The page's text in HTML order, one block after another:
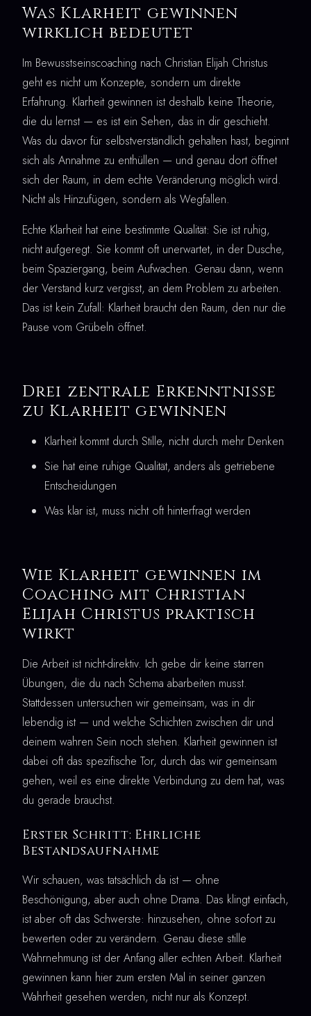
Was Klarheit gewinnen
wirklich bedeutet
Im Bewusstseinscoaching nach Christian Elijah Christus
geht es nicht um Konzepte, sondern um direkte
Erfahrung. Klarheit gewinnen ist deshalb keine Theorie,
die du lernst — es ist ein Sehen, das in dir geschieht.
Was du davor für selbstverständlich gehalten hast, beginnt
sich als Annahme zu enthüllen — und genau dort öffnet
sich der Raum, in dem echte Veränderung möglich wird.
Nicht als Hinzufügen, sondern als Wegfallen.
Echte Klarheit hat eine bestimmte Qualität: Sie ist ruhig,
nicht aufgeregt. Sie kommt oft unerwartet, in der Dusche,
beim Spaziergang, beim Aufwachen. Genau dann, wenn
der Verstand kurz vergisst, an dem Problem zu arbeiten.
Das ist kein Zufall: Klarheit braucht den Raum, den nur die
Pause vom Grübeln öffnet.
Drei zentrale Erkenntnisse
zu Klarheit gewinnen
Klarheit kommt durch Stille, nicht durch mehr Denken
Sie hat eine ruhige Qualität, anders als getriebene
Entscheidungen
Was klar ist, muss nicht oft hinterfragt werden
Wie Klarheit gewinnen im
Coaching mit Christian
Elijah Christus praktisch
wirkt
Die Arbeit ist nicht-direktiv. Ich gebe dir keine starren
Übungen, die du nach Schema abarbeiten musst.
Stattdessen untersuchen wir gemeinsam, was in dir
lebendig ist — und welche Schichten zwischen dir und
deinem wahren Sein noch stehen. Klarheit gewinnen ist
dabei oft das spezifische Tor, durch das wir gemeinsam
gehen, weil es eine direkte Verbindung zu dem hat, was
du gerade brauchst.
Erster Schritt: Ehrliche
Bestandsaufnahme
Wir schauen, was tatsächlich da ist — ohne
Beschönigung, aber auch ohne Drama. Das klingt einfach,
ist aber oft das Schwerste: hinzusehen, ohne sofort zu
bewerten oder zu verändern. Genau diese stille
Wahrnehmung ist der Anfang aller echten Arbeit. Klarheit
gewinnen kann hier zum ersten Mal in seiner ganzen
Wahrheit gesehen werden, nicht nur als Konzept.